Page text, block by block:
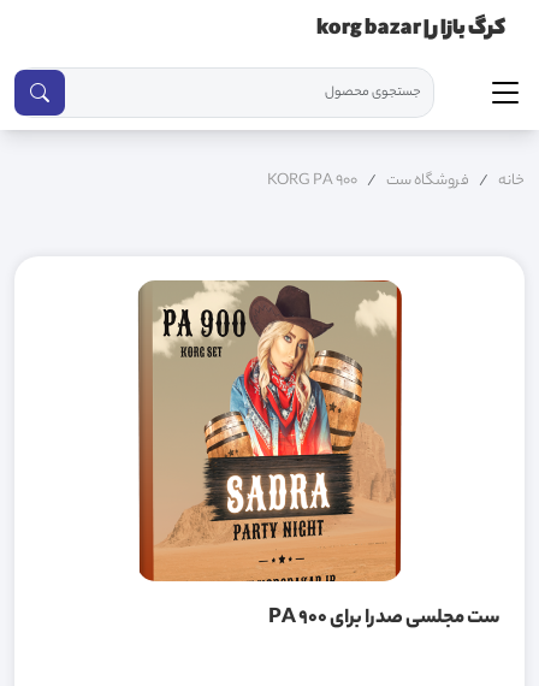
کرگ بازار | korg bazar
خانه فروشگاه ست KORG PA 900
ست مجلسی صدرا برای PA 900